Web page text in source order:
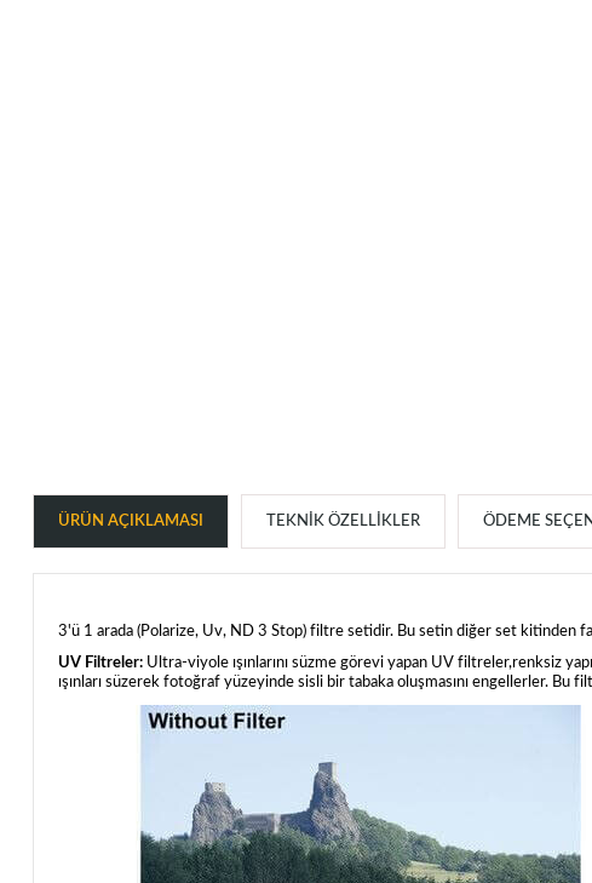
ÜRÜN AÇIKLAMASI TEKNIK ÖZELLIKLER ÖDEME
3'ü 1 arada (Polarize, Uv, ND 3 Stop) filtre setidir. Bu setin diğer set kitinden
UV Filtreler:Ultra-viyole ışınlarını süzme görevi yapan UV filtreler,renksiz
ışınları süzerek fotoğraf yüzeyinde sisli bir tabaka oluşmasını engellerler.